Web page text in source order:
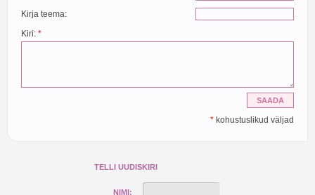
Kirja teema:
Kiri: *
* kohustuslikud väljad
TELLI UUDISKIRI
NIMI: